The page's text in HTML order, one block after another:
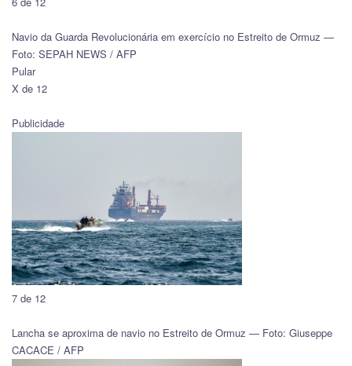
Navio da Guarda Revolucionária em exercício no Estreito de Ormuz —
Foto: SEPAH NEWS / AFP
Pular
X de 12
Publicidade
7 de 12
Lancha se aproxima de navio no Estreito de Ormuz — Foto: Giuseppe
CACACE / AFP